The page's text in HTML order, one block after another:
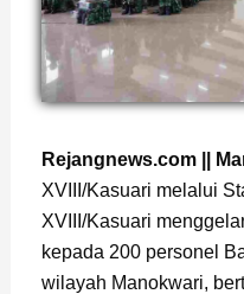
Rejangnews.com ||
XVIII/Kasuari melalui
XVIII/Kasuari
kepada 200 personel
wilayah Manokwari,